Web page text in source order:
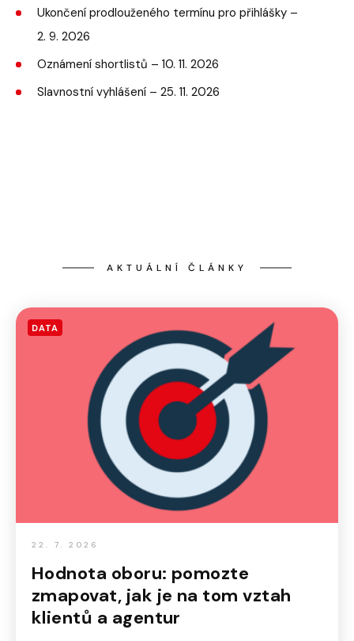
Ukončení prodlouženého termínu pro přihlášky –
2. 9. 2026
Oznámení shortlistů – 10. 11. 2026
Slavnostní vyhlášení – 25. 11. 2026
AKTUÁLNÍ ČLÁNKY
DATA
22. 7. 2026
Hodnota oboru: pomozte
zmapovat, jak je na tom vztah
klientů a agentur